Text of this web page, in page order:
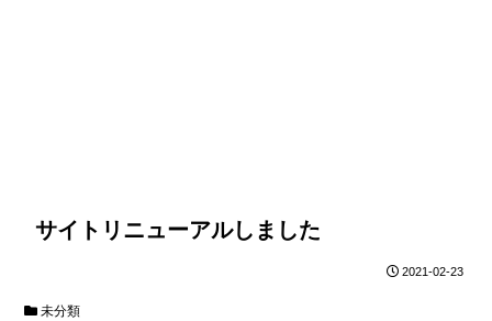
サイトリニューアルしました
2021-02-23
未分類